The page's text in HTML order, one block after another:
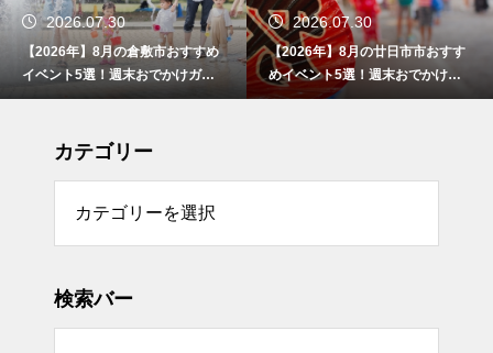
2026.07.30
【2026年】8月の倉敷市おすすめ
イベント5選！週末おでかけガイ
ド
2026.07.30
【2026年】8月の廿日市市おすす
めイベント5選！週末おでかけガ
イド
カテゴリー
検索バー